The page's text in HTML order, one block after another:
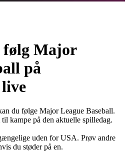
Major
på
du følge Major League Baseball.
kampe på den aktuelle spilledag.
uden for USA. Prøv andre
du støder på en.